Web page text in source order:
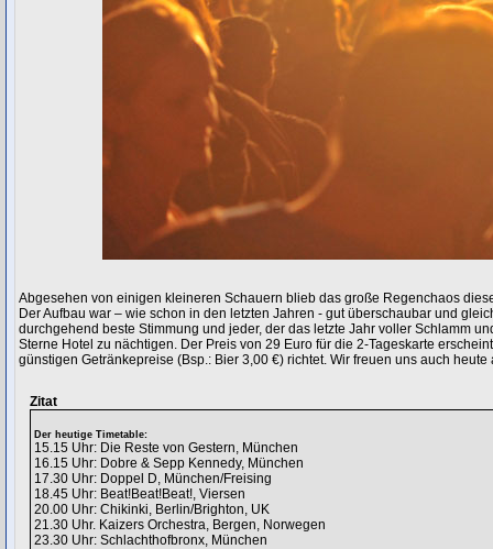
Abgesehen von einigen kleineren Schauern blieb das große Regenchaos
Der Aufbau war – wie schon in den letzten Jahren - gut überschaubar und
durchgehend beste Stimmung und jeder, der das letzte Jahr voller Schlamm
Sterne Hotel zu nächtigen. Der Preis von 29 Euro für die 2-Tageskarte
günstigen Getränkepreise (Bsp.: Bier 3,00 €) richtet. Wir freuen uns auch
Zitat
Der heutige Timetable:
15.15 Uhr: Die Reste von Gestern, München
16.15 Uhr: Dobre & Sepp Kennedy, München
17.30 Uhr: Doppel D, München/Freising
18.45 Uhr: Beat!Beat!Beat!, Viersen
20.00 Uhr: Chikinki, Berlin/Brighton, UK
21.30 Uhr. Kaizers Orchestra, Bergen, Norwegen
23.30 Uhr: Schlachthofbronx, München